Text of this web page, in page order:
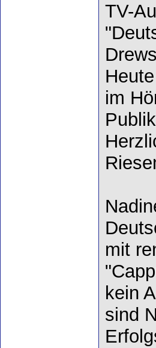
TV-
im
mit
kein
sind